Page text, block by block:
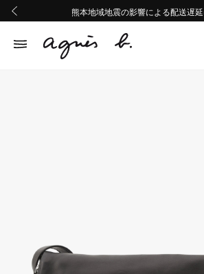
熊本地域地震の影響による配送遅
Summer Sale
熊本地域地震の影響による配送遅
Summer Sale